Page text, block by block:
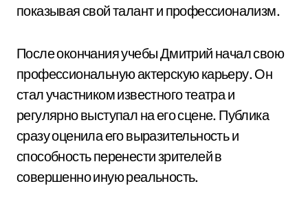
показывая свой талант и профессионализм.
После окончания учебы Дмитрий начал свою
профессиональную актерскую карьеру. Он
стал участником известного театра и
регулярно выступал на его сцене. Публика
сразу оценила его выразительность и
способность перенести зрителей в
совершенно иную реальность.